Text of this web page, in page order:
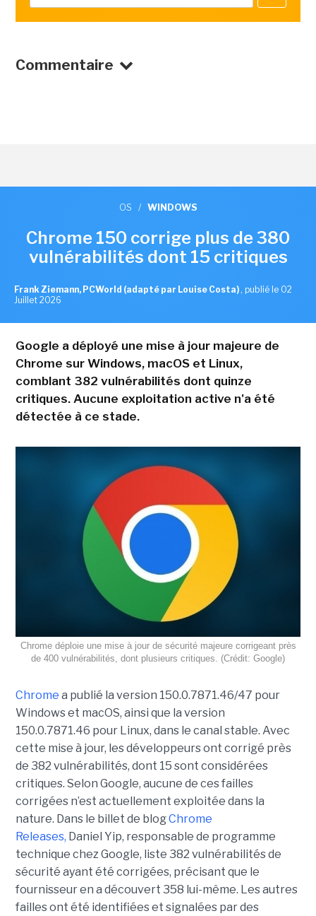
Commentaire
OS / WINDOWS
Chrome 150 corrige plus de 380
vulnérabilités dont 15 critiques
Frank Ziemann, PCWorld (adapté par Louise Costa) , publié le 02
Juillet 2026
Google a déployé une mise à jour majeure de
Chrome sur Windows, macOS et Linux,
comblant 382 vulnérabilités dont quinze
critiques. Aucune exploitation active n'a été
détectée à ce stade.
Chrome déploie une mise à jour de sécurité majeure corrigeant près
de 400 vulnérabilités, dont plusieurs critiques. (Crédit: Google)
Chrome a publié la version 150.0.7871.46/47 pour
Windows et macOS, ainsi que la version
150.0.7871.46 pour Linux, dans le canal stable. Avec
cette mise à jour, les développeurs ont corrigé près
de 382 vulnérabilités, dont 15 sont considérées
critiques. Selon Google, aucune de ces failles
corrigées n’est actuellement exploitée dans la
nature. Dans le billet de blogChrome
Releases, Daniel Yip, responsable de programme
technique chez Google, liste 382 vulnérabilités de
sécurité ayant été corrigées, précisant que le
fournisseur en a découvert 358 lui-même. Les autres
failles ont été identifiées et signalées par des